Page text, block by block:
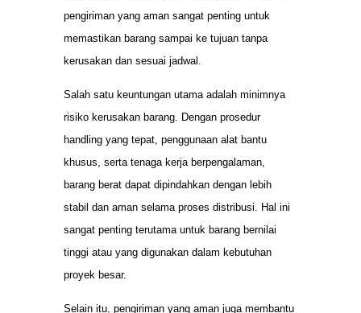
pengiriman yang aman sangat penting untuk
memastikan barang sampai ke tujuan tanpa
kerusakan dan sesuai jadwal.
Salah satu keuntungan utama adalah minimnya
risiko kerusakan barang. Dengan prosedur
handling yang tepat, penggunaan alat bantu
khusus, serta tenaga kerja berpengalaman,
barang berat dapat dipindahkan dengan lebih
stabil dan aman selama proses distribusi. Hal ini
sangat penting terutama untuk barang bernilai
tinggi atau yang digunakan dalam kebutuhan
proyek besar.
Selain itu, pengiriman yang aman juga membantu